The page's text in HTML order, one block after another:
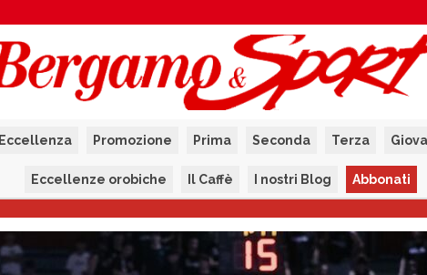
Eccellenza Promozione Prima Seconda Terza
Eccellenze orobiche Il Caffè I nostri Blog Abbonati